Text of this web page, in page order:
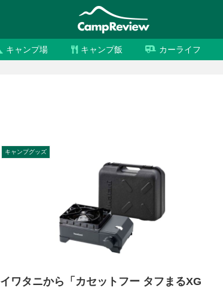
キャンプ場 キャンプ飯 カーライフ
キャンプグッズ
イワタニから「カセットフー タフまるXG